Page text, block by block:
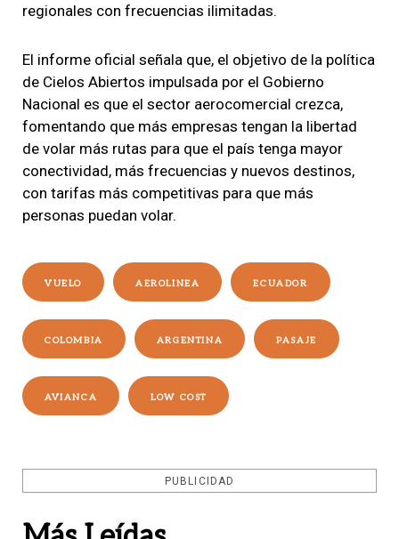
regionales con frecuencias ilimitadas.
El informe oficial señala que, el objetivo de la política
de Cielos Abiertos impulsada por el Gobierno
Nacional es que el sector aerocomercial crezca,
fomentando que más empresas tengan la libertad
de volar más rutas para que el país tenga mayor
conectividad, más frecuencias y nuevos destinos,
con tarifas más competitivas para que más
personas puedan volar.
VUELO AEROLINEA ECUADOR
COLOMBIA ARGENTINA PASAJE
AVIANCA LOW COST
PUBLICIDAD